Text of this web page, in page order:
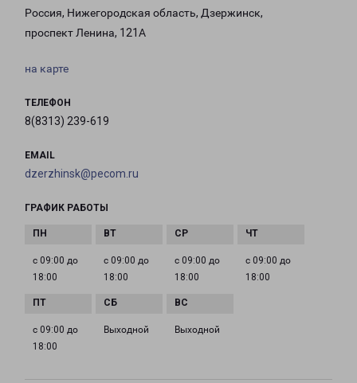
Россия, Нижегородская область, Дзержинск,
проспект Ленина, 121А
на карте
ТЕЛЕФОН
8(8313) 239-619
EMAIL
dzerzhinsk@pecom.ru
ГРАФИК РАБОТЫ
с 09:00 до
18:00
с 09:00 до
18:00
с 09:00 до
18:00
с 09:00 до
18:00
с 09:00 до
18:00
Выходной Выходной